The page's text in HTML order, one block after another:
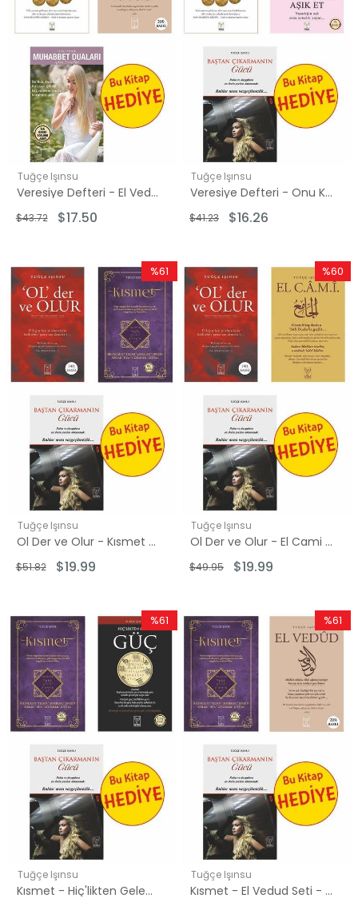
Tuğçe Işınsu
Veresiye Defteri - El Vedud Seti - 2 Kitap Takım - Hediye: Muhabbet Duaları
$17.50
$43.72
Tuğçe Işınsu
Veresiye Defteri - Onu Kendine Aşık Et Seti - 2 Kitap Takım - Hediye: Baştan Çıkarmanın Gücü
$16.26
$41.23
Tuğçe Işınsu
Ol Der ve Olur - Kısmet Seti - 2 Kitap Takım - Hediye: Baştan Çıkarmanın Gücü
$19.99
$51.82
%61
İndirim
%61İndirim
Tuğçe Işınsu
Ol Der ve Olur - El Cami Seti - 2 Kitap Takım - Hediye: Baştan Çıkarmanın Gücü
$19.99
$49.95
%60
İndirim
Tuğçe Işınsu
Kısmet - Hiç'likten Gelen Güç Seti - 2 Kitap Takım - Hediye: Baştan Çıkarmanın Gücü
%61
İndirim
%61İndirim
Tuğçe Işınsu
Kısmet - El Vedud Seti - 2 Kitap Takım - Hediye: Baştan Çıkarmanın Gücü
%61
İndirim